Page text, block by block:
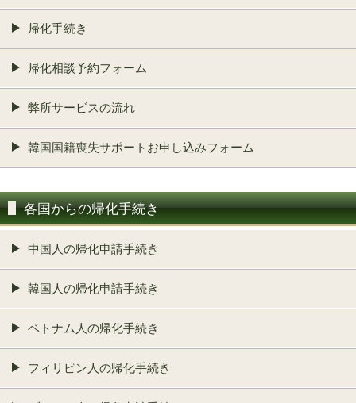
帰化手続き
帰化相談予約フォーム
弊所サービスの流れ
韓国国籍喪失サポートお申し込みフォーム
各国からの帰化手続き
中国人の帰化申請手続き
韓国人の帰化申請手続き
ベトナム人の帰化手続き
フィリピン人の帰化手続き